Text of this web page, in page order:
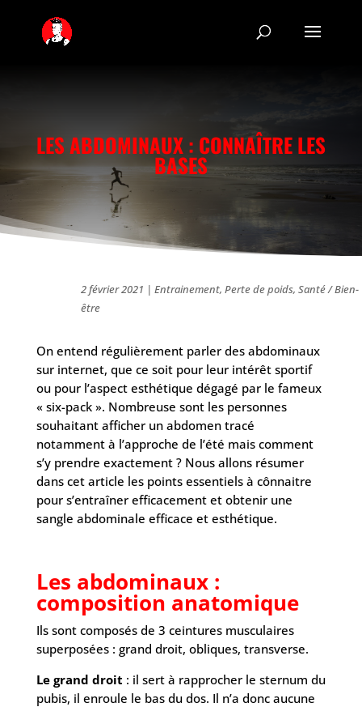
LES ABDOMINAUX : CONNAÎTRE LES
BASES
2 février 2021 | Entrainement, Perte de poids, Santé / Bien-
être
On entend régulièrement parler des abdominaux
sur internet, que ce soit pour leur intérêt sportif
ou pour l’aspect esthétique dégagé par le fameux
« six-pack ». Nombreuse sont les personnes
souhaitant afficher un abdomen tracé
notamment à l’approche de l’été mais comment
s’y prendre exactement ? Nous allons résumer
dans cet article les points essentiels à cônnaitre
pour s’entraîner efficacement et obtenir une
sangle abdominale efficace et esthétique.
Les abdominaux :
composition anatomique
Ils sont composés de 3 ceintures musculaires
superposées : grand droit, obliques, transverse.
Le grand droit : il sert à rapprocher le sternum du
pubis, il enroule le bas du dos. Il n’a donc aucune